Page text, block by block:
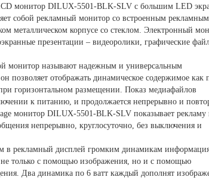
монитор DILUX-5501-BLK-SLV с большим LED
собой рекламный монитор со встроенным рекламным
металлическом корпусе со стеклом. Электронный
презентации – видеоролики, графические
монитор называют надежным и универсальным
позволяет отображать динамическое содержимое как
горизонтальном размещении. Показ медиафайлов
к питанию, и продолжается непрерывно и
монитор DILUX-5501-BLK-SLV показывает рекламу
непрерывно, круглосуточно, без выключения и
в рекламный дисплей громким динамикам
не только с помощью изображения, но и с помощью
Два динамика по 6 ватт каждый дополнят